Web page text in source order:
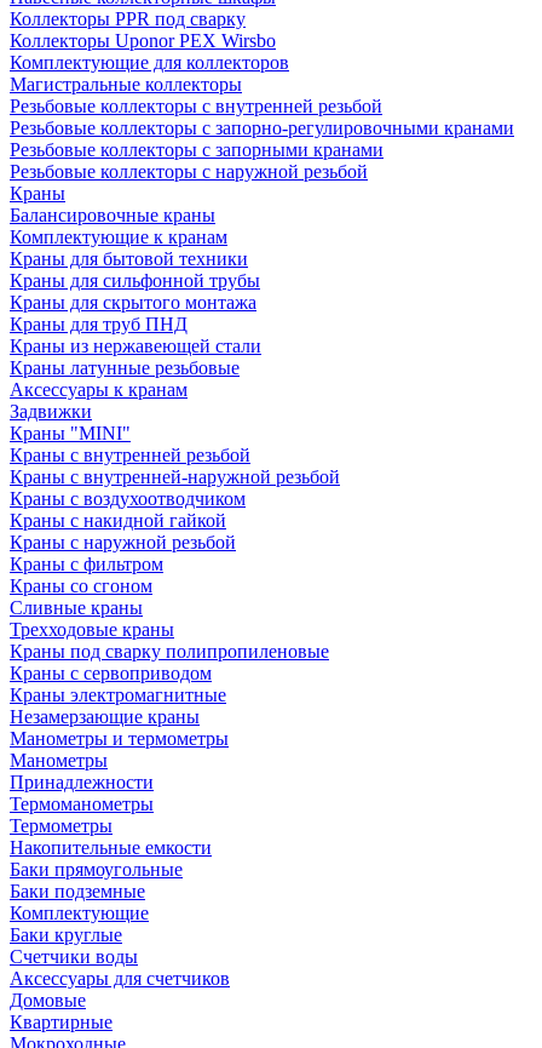
Коллекторы PPR под сварку
Коллекторы Uponor PEX Wirsbo
Комплектующие для коллекторов
Магистральные коллекторы
Резьбовые коллекторы с внутренней резьбой
Резьбовые коллекторы с запорно-регулировочными кранами
Резьбовые коллекторы с запорными кранами
Резьбовые коллекторы с наружной резьбой
Краны
Балансировочные краны
Комплектующие к кранам
Краны для бытовой техники
Краны для сильфонной трубы
Краны для скрытого монтажа
Краны для труб ПНД
Краны из нержавеющей стали
Краны латунные резьбовые
Аксессуары к кранам
Задвижки
Краны "MINI"
Краны с внутренней резьбой
Краны с внутренней-наружной резьбой
Краны с воздухоотводчиком
Краны с накидной гайкой
Краны с наружной резьбой
Краны с фильтром
Краны со сгоном
Сливные краны
Трехходовые краны
Краны под сварку полипропиленовые
Краны с сервоприводом
Краны электромагнитные
Незамерзающие краны
Манометры и термометры
Манометры
Принадлежности
Термоманометры
Термометры
Накопительные емкости
Баки прямоугольные
Баки подземные
Комплектующие
Баки круглые
Счетчики воды
Аксессуары для счетчиков
Домовые
Квартирные
Мокроходные